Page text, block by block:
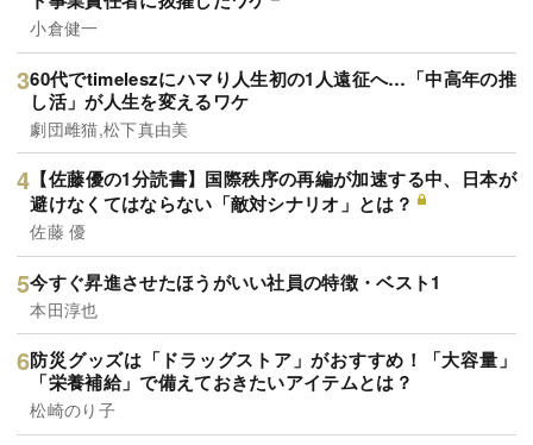
小倉健一
60代でtimeleszにハマり人生初の1人遠征へ…「中高年の推
し活」が人生を変えるワケ
劇団雌猫,松下真由美
【佐藤優の1分読書】国際秩序の再編が加速する中、日本が
避けなくてはならない「敵対シナリオ」とは？
佐藤 優
今すぐ昇進させたほうがいい社員の特徴・ベスト1
本田淳也
防災グッズは「ドラッグストア」がおすすめ！「大容量」
「栄養補給」で備えておきたいアイテムとは？
松崎のり子